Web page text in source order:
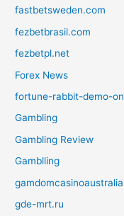
fastbetsweden.com
fezbetbrasil.com
fezbetpl.net
Forex News
fortune-rabbit-demo-
Gambling
Gambling Review
Gamblling
gde-mrt.ru